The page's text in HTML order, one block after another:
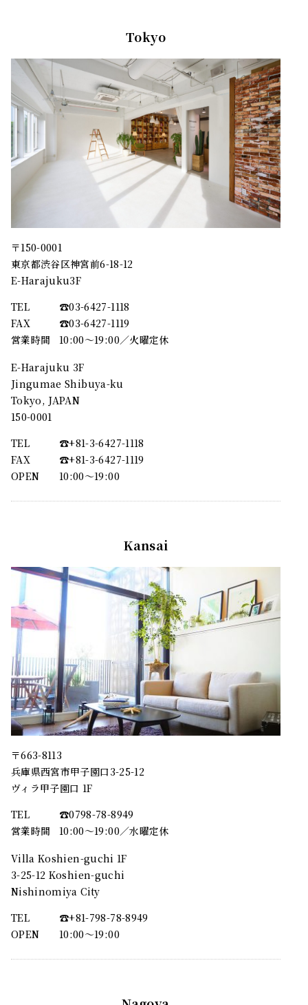
Tokyo
〒150-0001
東京都渋谷区神宮前6-18-12
E-Harajuku3F
TEL
☎︎03-6427-1118
FAX
☎︎03-6427-1119
営業時間
10:00～19:00／火曜定休
E-Harajuku 3F
Jingumae Shibuya-ku
Tokyo, JAPAN
150-0001
TEL
☎︎+81-3-6427-1118
FAX
☎︎+81-3-6427-1119
OPEN
10:00〜19:00
Kansai
〒663-8113
兵庫県西宮市甲子園口3-25-12
ヴィラ甲子園口 1F
TEL
☎︎0798-78-8949
営業時間
10:00～19:00／水曜定休
Villa Koshien-guchi 1F
3-25-12 Koshien-guchi
Nishinomiya City
TEL
☎︎+81-798-78-8949
OPEN
10:00〜19:00